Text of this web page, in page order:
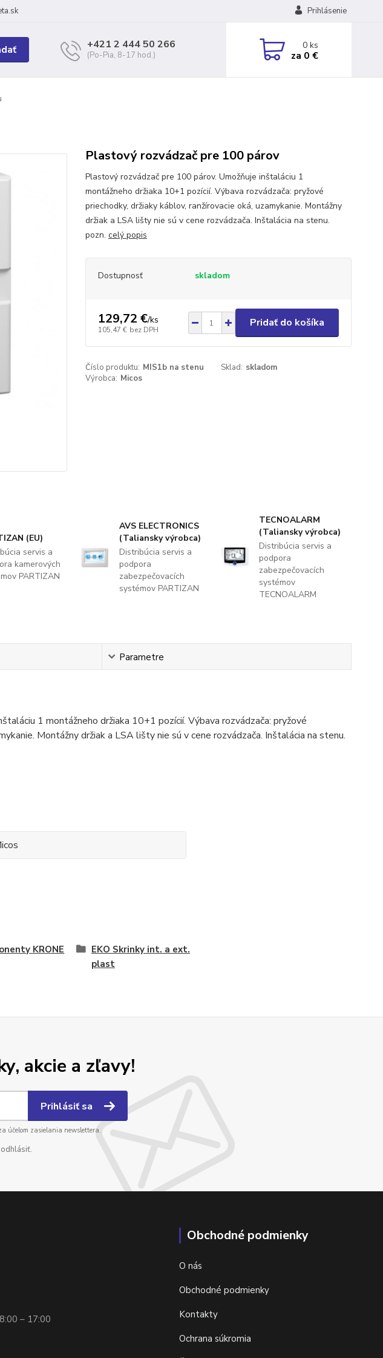
Prihlásenie
+421 2 444 50 266
(Po-Pia, 8-17 hod.)
0ks
za 0 €
Plastový rozvádzač pre 100 párov
Plastový rozvádzač pre 100 párov. Umožňuje inštaláciu 1
montážneho držiaka 10+1 pozícií. Výbava rozvádzača: pryžové
priechodky, držiaky káblov, ranžírovacie oká, uzamykanie. Montážny
držiak a LSA lišty nie sú v cene rozvádzača. Inštalácia na stenu.
pozn. celý popis
Dostupnosť skladom
129,72 €/ks
105,47 € bez DPH
Pridať do košíka
Číslo produktu: MIS1b na stenu Sklad: skladom
Výrobca: Micos
(EU)
servis a
kamerových
PARTIZAN
AVS ELECTRONICS
(Taliansky výrobca)
Distribúcia servis a
podpora
zabezpečovacích
systémov PARTIZAN
TECNOALARM
(Taliansky výrobca)
Distribúcia servis a
podpora
zabezpečovacích
systémov
TECNOALARM
Parametre
1 montážneho držiaka 10+1 pozícií. Výbava rozvádzača: pryžové
Montážny držiak a LSA lišty nie sú v cene rozvádzača. Inštalácia na stenu.
KRONE
EKO Skrinky int. a ext.
plast
akcie a zľavy!
Prihlásiť sa
účelom zasielania newslettera.
– 17:00
Obchodné podmienky
O nás
Obchodné podmienky
Kontakty
Ochrana súkromia